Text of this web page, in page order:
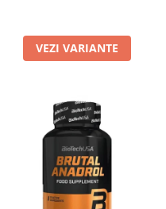
VEZI VARIANTE